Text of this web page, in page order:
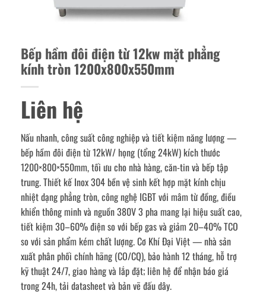
Bếp hầm đôi điện từ 12kw mặt phẳng
kính tròn 1200x800x550mm
Liên hệ
Nấu nhanh, công suất công nghiệp và tiết kiệm năng lượng —
bếp hầm đôi điện từ 12kW/ họng (tổng 24kW) kích thước
1200×800×550mm, tối ưu cho nhà hàng, căn-tin và bếp tập
trung. Thiết kế Inox 304 bền vệ sinh kết hợp mặt kính chịu
nhiệt dạng phẳng tròn, công nghệ IGBT với mâm từ đồng, điều
khiển thông minh và nguồn 380V 3 pha mang lại hiệu suất cao,
tiết kiệm 30–60% điện so với bếp gas và giảm 20–40% TCO
so với sản phẩm kém chất lượng. Cơ Khí Đại Việt — nhà sản
xuất phân phối chính hãng (CO/CQ), bảo hành 12 tháng, hỗ trợ
kỹ thuật 24/7, giao hàng và lắp đặt; liên hệ để nhận báo giá
trong 24h, tải datasheet và bản vẽ đấu dây.